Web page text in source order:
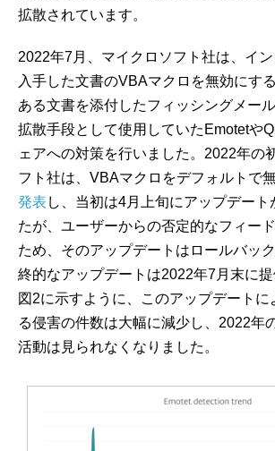
拡散されています。
2022年7月、マイクロソフト社は、イ
入手した文書のVBAマクロを無効にす
ある文書を添付したフィッシングメー
拡散手段として使用していたEmotetや
ェアへの対策を行いました。2022年の
フト社は、VBAマクロをデフォルトで
発表 し、当初は4月上旬にアップデート
たが、ユーザーからの否定的なフィー
ため、そのアップデートはロールバッ
終的なアップデートは2022年7月末に提
図2に示すように、このアップデートに
る侵害の件数は大幅に減少し、2022年
活動は見られなくなりました。